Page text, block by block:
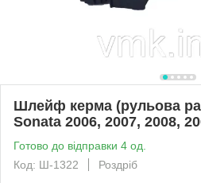
Шлейф керма (рульова
Sonata 2006, 2007, 2008,
Готово до відправки 4 од.
Код: Ш-1322
Роздріб